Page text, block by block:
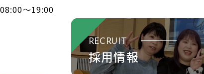
08:00〜19:00
RECRUIT
採用情報